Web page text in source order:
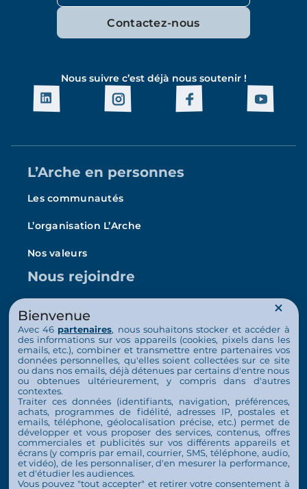
Contactez-nous
Nous suivre c’est déjà nous soutenir !
L’Arche en personnes
Les communautés
L’organisation L’Arche
Nos valeurs
Nous rejoindre
Emploi
Bénévolat
Habitat solidaire
Nous soutenir
Faire un don ponctuel
Faire un don mensuel
Contact
Espace Presse
Bienvenue
Avec 46 partenaires, nous souhaitons stocker et accéder à
des informations sur vos appareils (cookies, pixels dans les
emails, etc.), combiner et transmettre entre partenaires vos
données personnelles, qu'elles soient collectées sur ce site
ou dans nos emails, déjà détenues par certains d'entre nous
ou obtenues ultérieurement, y compris dans d'autres
contextes.
Traiter ces données (identifiants, navigation, préférences,
achats, programmes de fidélité, adresses IP, postales et
emails, téléphone, géolocalisation précise, etc.) permet de
développer et vous proposer des services, contenus, offres
commerciales et publicités sur vos différents appareils et
écrans (y compris par email, courrier, SMS, téléphone, audio,
et vidéo), de les personnaliser, d'en mesurer la performance,
et d'étudier les audiences.
Vous pouvez "tout accepter" et retirer votre consentement à